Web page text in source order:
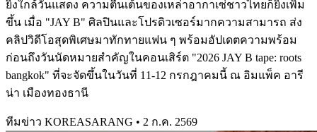
ยิ่งใกล้วันแสดง ความตื่นเต้นของเหล่าอากาเซ่ชาวไทยก็ยิ่งเพิ่ม
ขึ้น เมื่อ "JAY B" ศิลปินและโปรดิวเซอร์มากความสามารถ ส่ง
คลิปวิดีโอสุดพิเศษมาทักทายแฟน ๆ พร้อมอัปเดตความพร้อม
ก่อนถึงวันนัดหมายสำคัญในคอนเสิร์ต "2026 JAY B tape: roots
bangkok" ที่จะจัดขึ้นในวันที่ 11-12 กรกฎาคมนี้ ณ อิมแพ็ค อารี
น่า เมืองทองธานี
ทีมข่าว KOREASARANG • 2 ก.ค. 2569